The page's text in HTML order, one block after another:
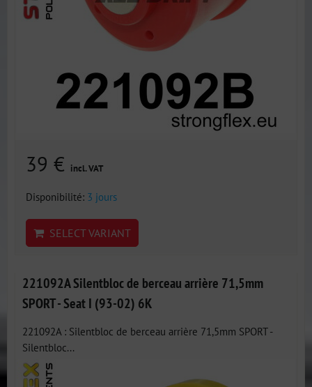
39 € incl. VAT
Disponibilité: 3 jours
SELECT VARIANT
221092A Silentbloc de berceau arrière 71,5mm
SPORT - Seat I (93-02) 6K
221092A : Silentbloc de berceau arrière 71,5mm SPORT -
Silentbloc...